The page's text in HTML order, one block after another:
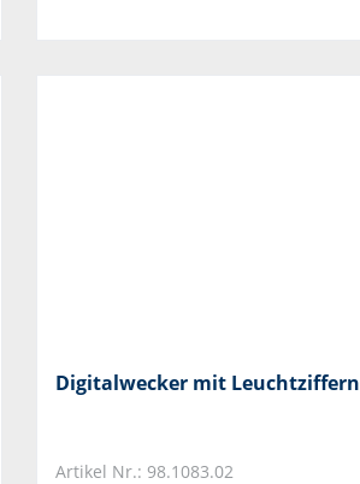
Digitalwecker mit Leuchtziffern
Artikel Nr.: 98.1083.02